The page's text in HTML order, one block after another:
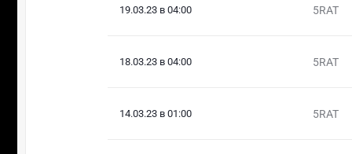
19.03.23 в 04:00 5RAT
18.03.23 в 04:00 5RAT
14.03.23 в 01:00 5RAT